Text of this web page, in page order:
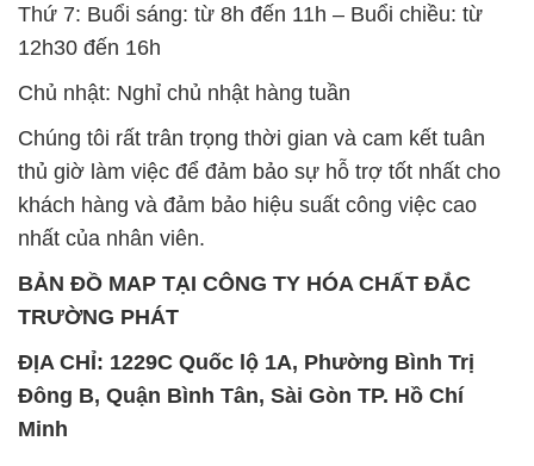
Thứ 7: Buổi sáng: từ 8h đến 11h – Buổi chiều: từ
12h30 đến 16h
Chủ nhật: Nghỉ chủ nhật hàng tuần
Chúng tôi rất trân trọng thời gian và cam kết tuân
thủ giờ làm việc để đảm bảo sự hỗ trợ tốt nhất cho
khách hàng và đảm bảo hiệu suất công việc cao
nhất của nhân viên.
BẢN ĐỒ MAP TẠI CÔNG TY HÓA CHẤT ĐẮC
TRƯỜNG PHÁT
ĐỊA CHỈ: 1229C Quốc lộ 1A, Phường Bình Trị
Đông B, Quận Bình Tân, Sài Gòn TP. Hồ Chí
Minh